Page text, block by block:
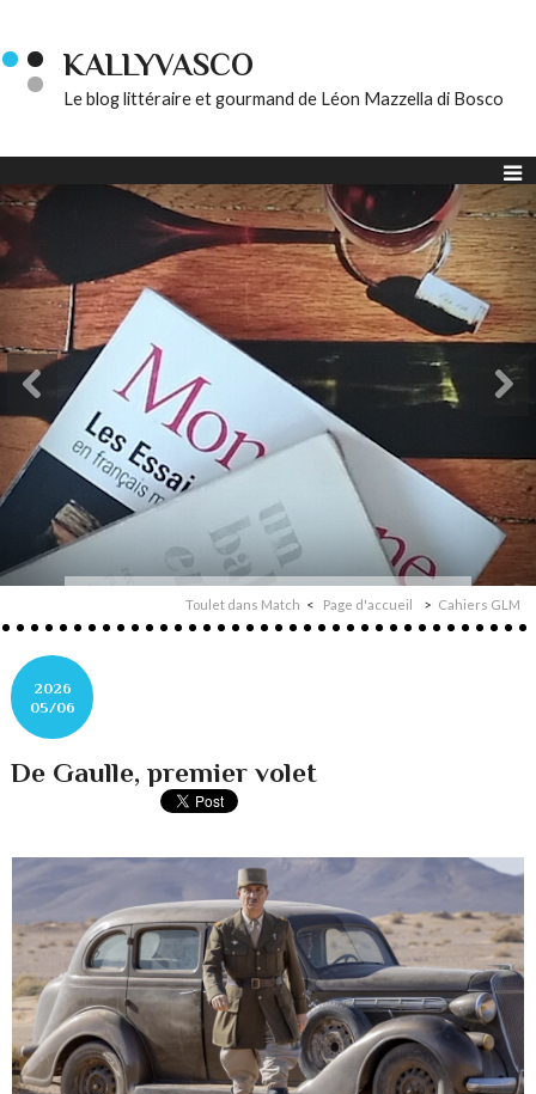
KALLYVASCO
Le blog littéraire et gourmand de Léon Mazzella di Bosco
Toulet dans Match Page d'accueil Cahiers GLM
2026
05/06
De Gaulle, premier volet